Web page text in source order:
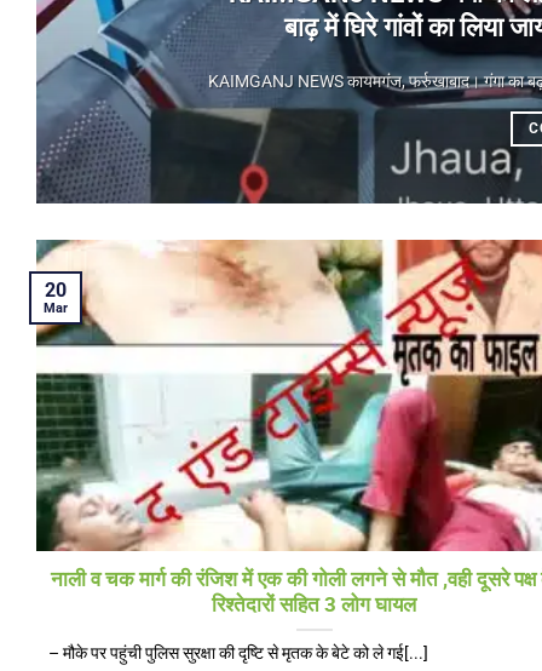
बाढ़ में घिरे गांवों का
KAIMGANJ NEWS कायमगंज, फर्रुखाबाद। गंगा का
नाली व चक मार्ग की रंजिश में एक की गोली लगने से मौत ,वही दूसरे
रिश्तेदारों सहित 3 लोग घायल
– मौके पर पहुंची पुलिस सुरक्षा की दृष्टि से मृतक के बेटे को ले गई[...]
20
Mar